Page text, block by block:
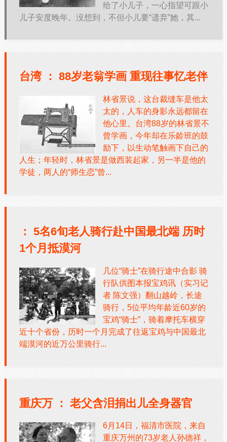
给了小儿子，一心指望可跟小
儿子安度晚年。没想到，不但小儿要“遗弃”她，其...
台湾 ： 88岁老翁学画 重现往事忆老伴
林省景说，这台裁缝车是他太
太的，人车的身影永远都留在
他心里。台湾88岁的林省景不
曾学画，今年却在乐龄班的鼓
励下，以生动笔触画下自己的
人生；年轻时，林省景是做西装起家，另一半是他的
学徒，两人的“师生恋”曾...
： 5名6旬老人骑行赴中国最北端 历时
1个月抵漠河
几位“骑士”在骑行途中合影 骑
行队供图本报宝鸡讯（实习记
者 陈文强）翻山越岭，长途
骑行，5位平均年龄近60岁的
宝鸡“骑士”，骑着摩托车横穿
近十个省份，历时一个月完成了往返宝鸡与中国最北
端漠河的近万公里骑行...
重庆万 ： 老父含泪捐出儿全身器官
6月14日，福清市医院，来自
重庆万州的73岁老人孙德祥，